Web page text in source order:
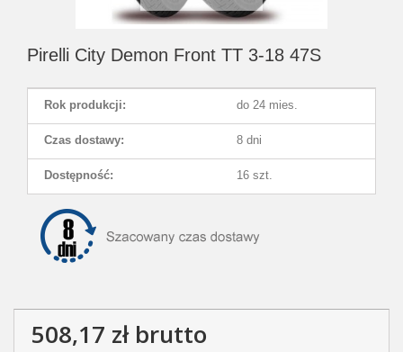
Pirelli City Demon Front TT 3-18 47S
Rok produkcji: do 24 mies.
Czas dostawy: 8 dni
Dostępność: 16 szt.
508,17 złbrutto